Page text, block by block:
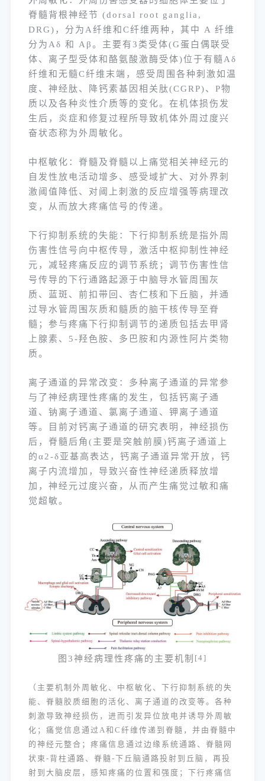
脊髓背根神经节 (dorsal root ganglia,
DRG)，分为A纤维和C纤维两种，其中 A 纤维
分为Aδ 和 Aβ。主要有3类受体(G蛋白偶联受
体、离子型受体和酪氨酸激酶受体)位于有髓Aδ
纤维和无髓C纤维末端，感受周围各种刺激如温
度、神经肽、降钙素基因相关肽(CGRP)、P物
质以及各种炎性介质等的变化。在机体损伤发
生后，炎症和修复过程所导致机体外周过度兴
奋状态称为外周敏化。
中枢敏化：脊髓及脊髓以上痛觉相关神经元的
自发性放电活动增多、感受域扩大、对外界刺
激阈值降低、对阈上刺激的反应增强等病理改
变，从而放大疼痛信号的传递。
下行抑制系统的失能：下行抑制系统是指外周
伤害性信号向中枢传导，激活中枢抑制性神经
元，减轻疼痛反应的调节系统；调节伤害性信
号传导的下行通路起源于中脑导水管周围灰
质、蓝斑、前扣带回、杏仁核和下丘脑，并通
过导水管周围灰质和髓质的脑干核传导至脊
髓；参与疼痛下行抑制调节的递质包括去甲肾
上腺素、5-羟色胺、多巴胺和内源性阿片类物
质。
离子通道的异常改变：多种离子通道的异常参
与了神经病理性疼痛的发生，包括钙离子通
道、钠离子通道、氯离子通道、钾离子通道
等。目前对钙离子通道的研究表明，神经损伤
后，脊髓后角(主要是突触前膜)钙离子通道上
的α2-δ亚基高表达，钙离子通道异常开放，钙
离子内流增加，导致兴奋性神经递质释放增
加，神经元过度兴奋，从而产生痛觉过敏和痛
觉超敏。
图3神经病理性疼痛的主要机制 [4]
（主要机制外周敏化、中枢敏化、下行抑制系统的失
能、脊髓胶质细胞的活化、离子通道的改变等。各种
刺激导致神经损伤，进而引发异位放电并诱导外周敏
化；痛觉信息通过A和C纤维传递到脊髓，并由脊髓中
的神经元整合；疼痛信息通过边缘系统通路、脊髓网
状束-背柱通路、脊髓-下丘脑通路投射到丘脑，再投
射到大脑皮层，感知疼痛的位置和强度；下行疼痛信